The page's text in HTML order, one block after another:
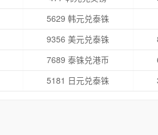
5629 韩元兑泰铢
9356 美元兑泰铢
7689 泰铢兑港币
5181 日元兑泰铢